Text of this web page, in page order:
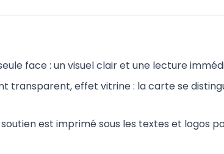
face : un visuel clair et une lecture
effet vitrine : la carte se
est imprimé sous les textes et logos